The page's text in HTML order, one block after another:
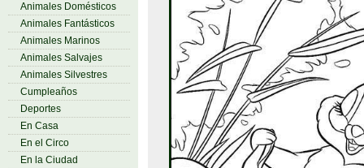
Animales Domésticos
Animales Fantásticos
Animales Marinos
Animales Salvajes
Animales Silvestres
Cumpleaños
Deportes
En Casa
En el Circo
En la Ciudad